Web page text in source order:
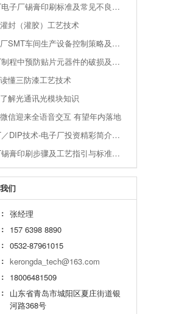
SMT电子厂锡膏印刷标准及常见不良分析汇总
封（灌胶）工艺技术
电子厂SMT车间生产设备控制策略及对环境的要求|干货分享
SMT制程中预防贴片元器件的破损及撞件
懂三防漆工艺技术
解光通讯光模块知识
信迎来全语音交互 有望年内落地
SMT／DIP技术-电子厂投资精彩简介与配置图示
SMT锡膏印刷步骤及工艺指引与标准及常不良
们
张经理
157 6398 8890
0532-87961015
kerongda_tech@163.com
18006481509
山东省青岛市城阳区夏庄街道银
河路368号